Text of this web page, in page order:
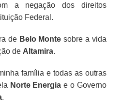
a negação dos direitos
Federal.
de Belo Monte sobre a vida
de Altamira.
família e todas as outras
Norte Energia e o Governo
.